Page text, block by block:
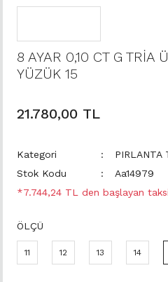
8 AYAR 0,10 CT G TRİA
YÜZÜK 15
21.780,00 TL
Kategori PIRLANTA
Stok Kodu
Aa14979
*7.744,24 TL den başlayan
ÖLÇÜ
11 12 13 14